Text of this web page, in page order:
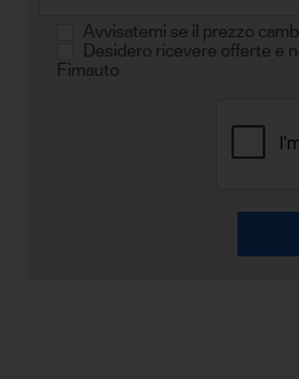
Avvisatemi se il prezzo
Desidero ricevere offerte e
Fimauto